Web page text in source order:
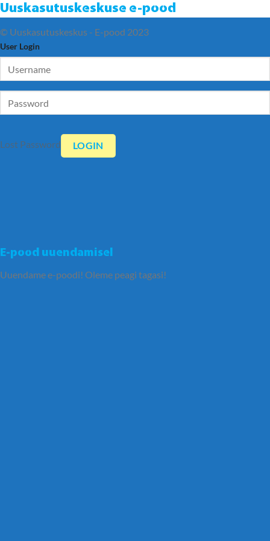
Uuskasutuskeskuse e-pood
E-pood uuendamisel
Uuendame e-poodi! Oleme peagi tagasi!
© Uuskasutuskeskus - E-pood 2023
User Login
Lost Password